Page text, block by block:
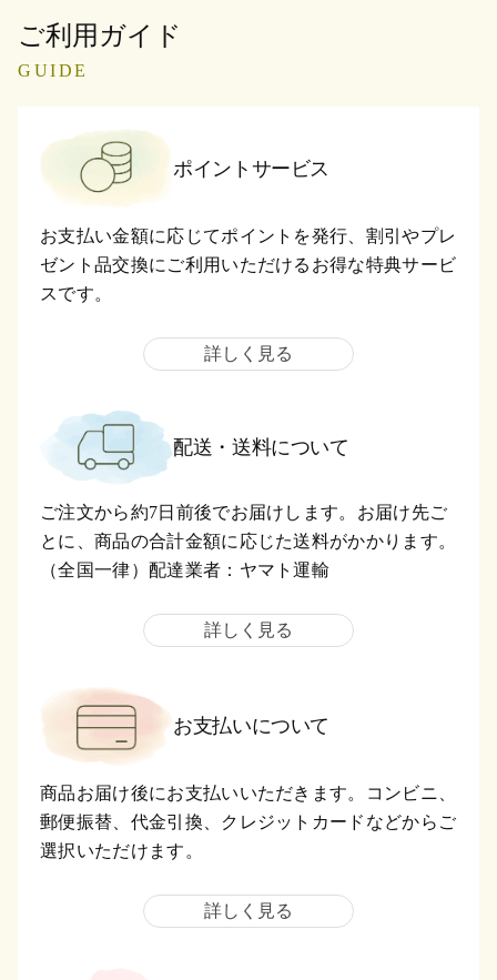
ご利用ガイド
GUIDE
ポイントサービス
お支払い金額に応じてポイントを発行、割引やプレ
ゼント品交換にご利用いただけるお得な特典サービ
スです。
詳しく見る
配送・送料について
ご注文から約7日前後でお届けします。お届け先ご
とに、商品の合計金額に応じた送料がかかります。
（全国一律）配達業者：ヤマト運輸
詳しく見る
お支払いについて
商品お届け後にお支払いいただきます。コンビニ、
郵便振替、代金引換、クレジットカードなどからご
選択いただけます。
詳しく見る